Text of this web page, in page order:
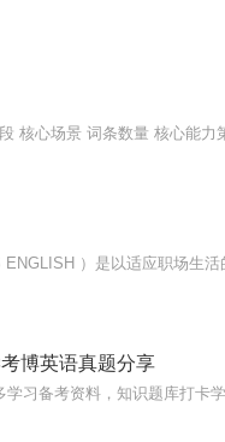
博英语真题分享